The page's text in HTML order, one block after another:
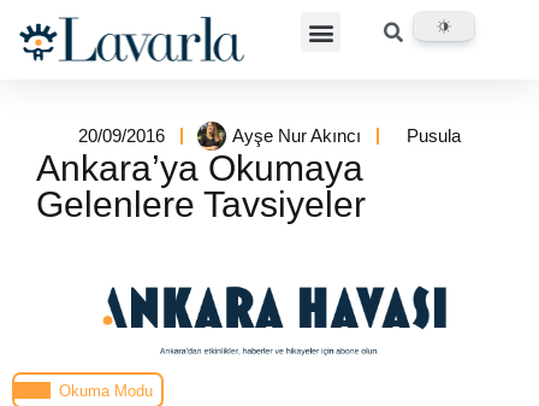
20/09/2016 Ayşe Nur Akıncı Pusula
Ankara’ya Okumaya
Gelenlere Tavsiyeler
Okuma Modu